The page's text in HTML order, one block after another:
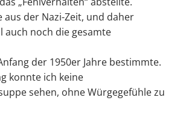
aus der Nazi-Zeit, und daher
auch noch die gesamte
der 1950er Jahre bestimmte.
konnte ich keine
sehen, ohne Würgegefühle zu